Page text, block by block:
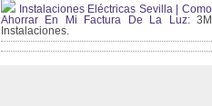
Instalaciones Eléctricas Sevilla | Como
Ahorrar En Mi Factura De La Luz:3M
Instalaciones.